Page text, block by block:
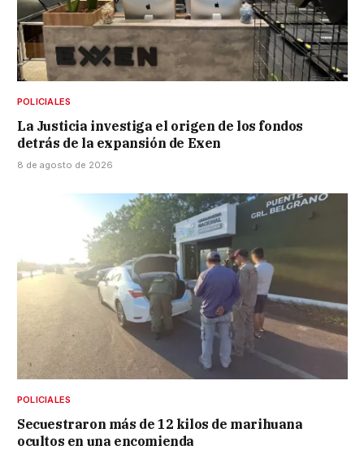
POLICIALES
La Justicia investiga el origen de los fondos
detrás de la expansión de Exen
8 de agosto de 2026
POLICIALES
Secuestraron más de 12 kilos de marihuana
ocultos en una encomienda